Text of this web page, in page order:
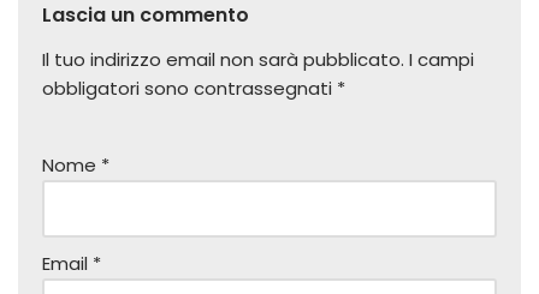
Lascia un commento
Il tuo indirizzo email non sarà pubblicato. I campi
obbligatori sono contrassegnati *
Nome *
Email *